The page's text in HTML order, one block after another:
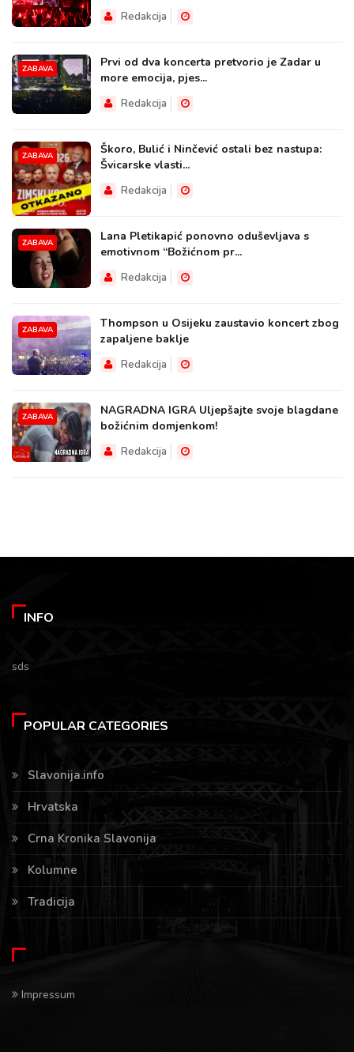
Redakcija
ZABAVA
Prvi od dva koncerta pretvorio je Zadar u
more emocija, pjes...
Redakcija
ZABAVA
Škoro, Bulić i Ninčević ostali bez nastupa:
Švicarske vlasti...
Redakcija
ZABAVA
Lana Pletikapić ponovno oduševljava s
emotivnom “Božićnom pr...
Redakcija
ZABAVA
Thompson u Osijeku zaustavio koncert zbog
zapaljene baklje
Redakcija
ZABAVA
NAGRADNA IGRA Uljepšajte svoje blagdane
božićnim domjenkom!
Redakcija
INFO
sds
POPULAR CATEGORIES
Slavonija.info
Hrvatska
Crna Kronika Slavonija
Kolumne
Tradicija
Impressum